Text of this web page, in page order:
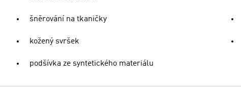
šněrování na tkaničky
kožený svršek
podšívka ze syntetického materiálu